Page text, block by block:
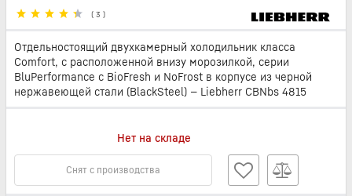
( 3 )
Отдельностоящий двухкамерный холодильник класса
Comfort, с расположенной внизу морозилкой, серии
BluPerformance с BioFresh и NoFrost в корпусе из черной
нержавеющей стали (BlackSteel) — Liebherr CBNbs 4815
Нет на складе
Снят с производства